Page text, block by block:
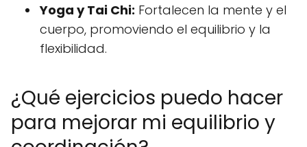
Yoga y Tai Chi: Fortalecen la mente y el
cuerpo, promoviendo el equilibrio y la
flexibilidad.
¿Qué ejercicios puedo hacer
para mejorar mi equilibrio y